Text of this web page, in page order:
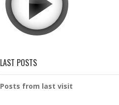
LAST POSTS
Posts from last visit